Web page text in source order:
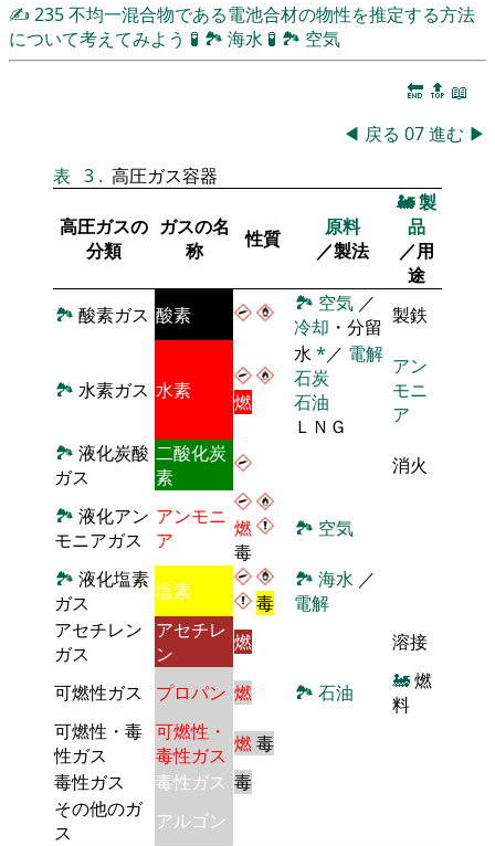
✍ 235不均一混合物である電池合材の物性を推定する方法
について考えてみよう 🧪 🏞 海水 🧪 🏞 空気
🔚 🔝 📖
◀ 戻る 07進む ▶
表 3 . 高圧ガス容器
高圧ガスの
分類
ガスの名
称
性質
原料
／製法
🚂製
品
／用
途
🏞 酸素ガス 酸素 🏞 空気 ／
冷却 ・分留 製鉄
🏞 水素ガス 水素 燃
水 *／ 電解
石炭
石油
ＬＮＧ
アン
モニ
ア
🏞 液化炭酸
ガス
二酸化炭
素
消火
🏞 液化アン
モニアガス
アンモニ
ア
燃
毒
🏞 空気
🏞 液化塩素
ガス
塩素 毒
🏞 海水 ／
電解
アセチレン
ガス
アセチレ
ン
燃 溶接
可燃性ガス プロパン 燃 🏞 石油 🚂燃
料
可燃性・毒
性ガス
可燃性・
毒性ガス 燃毒
毒性ガス
毒性ガス 毒
その他のガ
ス
アルゴン